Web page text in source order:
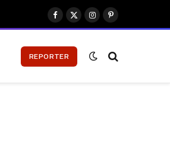
Facebook
X
(Twitter)
InstagramPinterest
REPORTER